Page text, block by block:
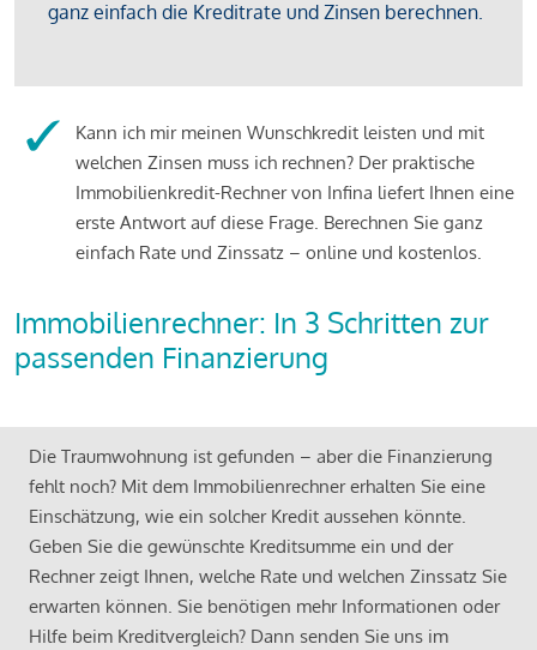
Kann ich mir meinen Wunschkredit leisten und mit
welchen Zinsen muss ich rechnen? Der praktische
Immobilienkredit-Rechner von Infina liefert Ihnen eine
erste Antwort auf diese Frage. Berechnen Sie ganz
einfach Rate und Zinssatz – online und kostenlos.
Immobilienrechner: In 3 Schritten zur
passenden Finanzierung
Die Traumwohnung ist gefunden – aber die Finanzierung
fehlt noch? Mit dem Immobilienrechner erhalten Sie eine
Einschätzung, wie ein solcher Kredit aussehen könnte.
Geben Sie die gewünschte Kreditsumme ein und der
Rechner zeigt Ihnen, welche Rate und welchen Zinssatz Sie
erwarten können. Sie benötigen mehr Informationen oder
Hilfe beim Kreditvergleich? Dann senden Sie uns im